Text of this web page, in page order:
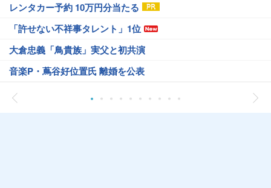
レンタカー予約 10万円分当たる
「許せない不祥事タレント」1位
大倉忠義「鳥貴族」実父と初共演
音楽P・蔦谷好位置氏 離婚を公表